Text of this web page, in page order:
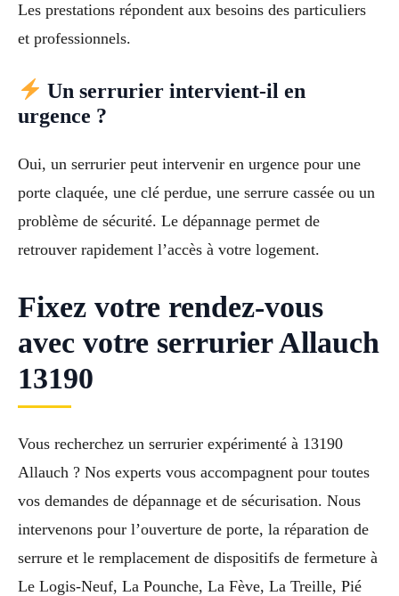
Les prestations répondent aux besoins des particuliers
et professionnels.
Un serrurier intervient-il en
urgence ?
Oui, un serrurier peut intervenir en urgence pour une
porte claquée, une clé perdue, une serrure cassée ou un
problème de sécurité. Le dépannage permet de
retrouver rapidement l’accès à votre logement.
Fixez votre rendez-vous
avec votre serrurier Allauch
13190
Vous recherchez un serrurier expérimenté à 13190
Allauch ? Nos experts vous accompagnent pour toutes
vos demandes de dépannage et de sécurisation. Nous
intervenons pour l’ouverture de porte, la réparation de
serrure et le remplacement de dispositifs de fermeture à
Le Logis-Neuf, La Pounche, La Fève, La Treille, Pié